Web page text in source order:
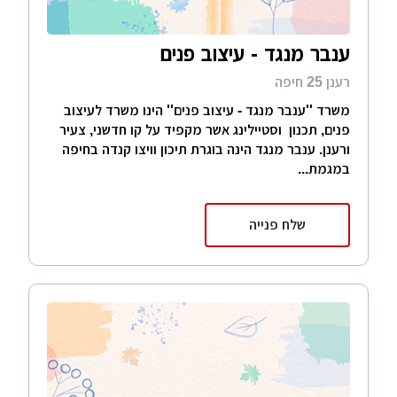
ענבר מנגד - עיצוב פנים
משרד ''ענבר מנגד - עיצוב פנים'' הינו משרד לעיצוב
פנים, תכנון וסטיילינג אשר מקפיד על קו חדשני, צעיר
ורענן. ענבר מנגד הינה בוגרת תיכון וויצו קנדה בחיפה
במגמת...
שלח פנייה